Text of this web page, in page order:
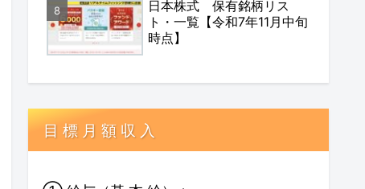
日本株式 保有銘柄リス
ト・一覧【令和7年11月中旬
時点】
目 標 月 額 収 入